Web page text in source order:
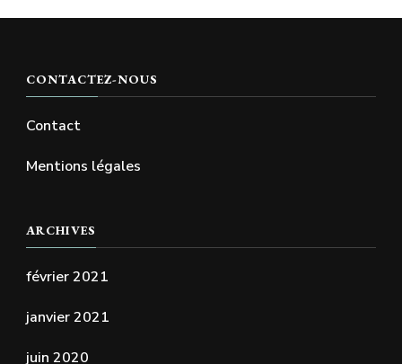
CONTACTEZ-NOUS
Contact
Mentions légales
ARCHIVES
février 2021
janvier 2021
juin 2020